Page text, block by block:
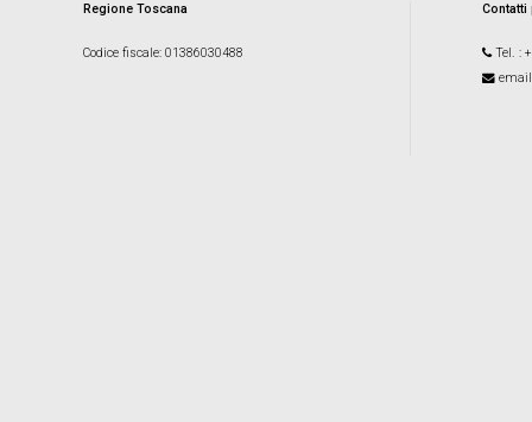
Regione Toscana
Codice fiscale: 01386030488 Tel. :
email